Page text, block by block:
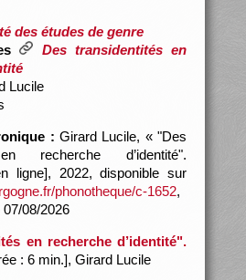
des études de genre
Des transidentités en
Lucile
: Girard Lucile, « "Des
recherche d’identité".
ligne], 2022, disponible sur
phonotheque/c-1652,
08/2026
en recherche d’identité".
: 6 min.], Girard Lucile